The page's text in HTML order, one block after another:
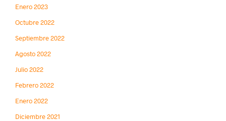
Enero 2023
Octubre 2022
Septiembre 2022
Agosto 2022
Julio 2022
Febrero 2022
Enero 2022
Diciembre 2021